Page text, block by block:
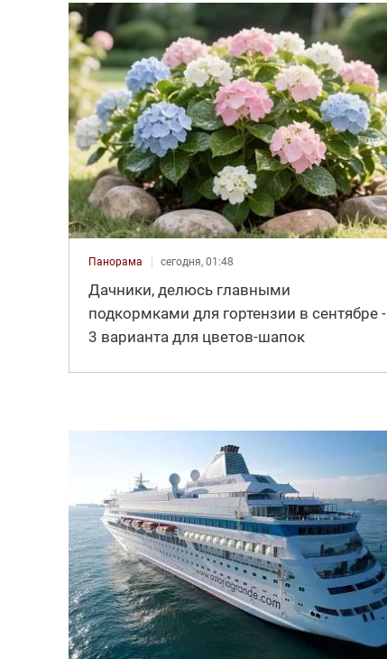
Панорама сегодня, 01:48
Дачники, делюсь главными
подкормками для гортензии в сентябре -
3 варианта для цветов-шапок